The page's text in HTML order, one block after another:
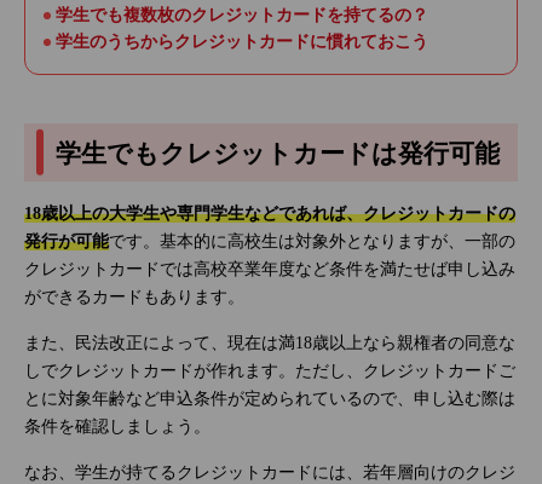
学生でも複数枚のクレジットカードを持てるの？
学生のうちからクレジットカードに慣れておこう
学生でもクレジットカードは発行可能
18歳以上の大学生や専門学生などであれば、クレジットカードの
発行が可能です。基本的に高校生は対象外となりますが、一部の
クレジットカードでは高校卒業年度など条件を満たせば申し込み
ができるカードもあります。
また、民法改正によって、現在は満18歳以上なら親権者の同意な
しでクレジットカードが作れます。ただし、クレジットカードご
とに対象年齢など申込条件が定められているので、申し込む際は
条件を確認しましょう。
なお、学生が持てるクレジットカードには、若年層向けのクレジ